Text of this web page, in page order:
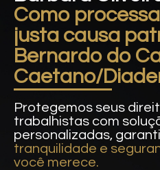
Como
justa causa
Bernardo do
Caetano/
Protegemos seus
trabalhistas com
personalizadas,
tranquilidade e
você merece.